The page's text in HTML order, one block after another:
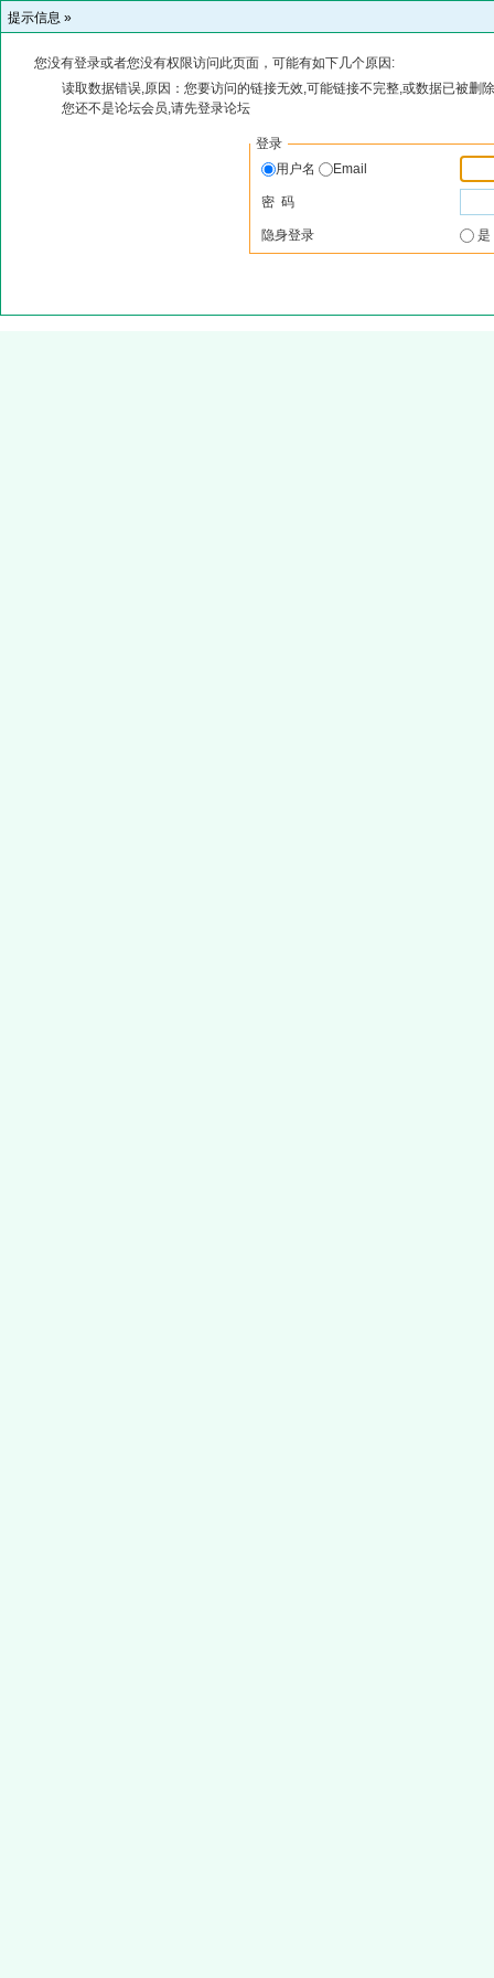
提示信息 »
您没有登录或者您没有权限访问此页面，可能有如下几个原因:
读取数据错误,原因：您要访问的链接无效,可能链接不完整,或数据已被删
您还不是论坛会员,请先登录论坛
登录
用户名
Email
密 码
隐身登录